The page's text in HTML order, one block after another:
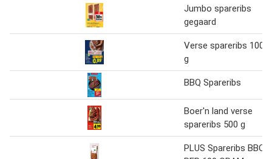
Jumbo spareribs
gegaard
Verse spareribs 100
g
BBQ Spareribs
Boer'n land verse
spareribs 500 g
PLUS Spareribs BBQ